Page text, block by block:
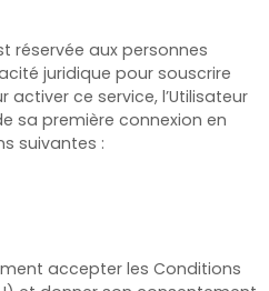
réservée aux personnes
juridique pour souscrire
activer ce service, l’Utilisateur
sa première connexion en
suivantes :
accepter les Conditions